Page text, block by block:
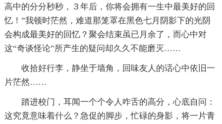
高中的分分秒秒，３年后，你将会拥有一生中最美好的回
忆！”我顿时茫然，难道那笼罩在黑色七月阴影下的光阴
会构成最美好的回忆？聚会结束虽已月余了，而心中对
这“奇谈怪论”所产生的疑问却久久不能磨灭……
收拾好行李，静坐于墙角，回味友人的话心中依旧一
片茫然……
踏进校门，耳闻一个个令人咋舌的高分，心底自问：
这究竟意味着什么？急促的脚步，忙碌的身影，将一片青